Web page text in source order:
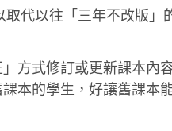
代以往「三年不改版」
方式修訂或更新課本
本的學生，好讓舊課本